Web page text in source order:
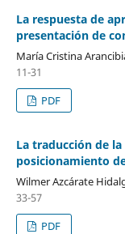
La respuesta de
presentación de
María Cristina
11-31
PDF
La traducción de
posicionamiento
Wilmer Azcárate
33-57
PDF